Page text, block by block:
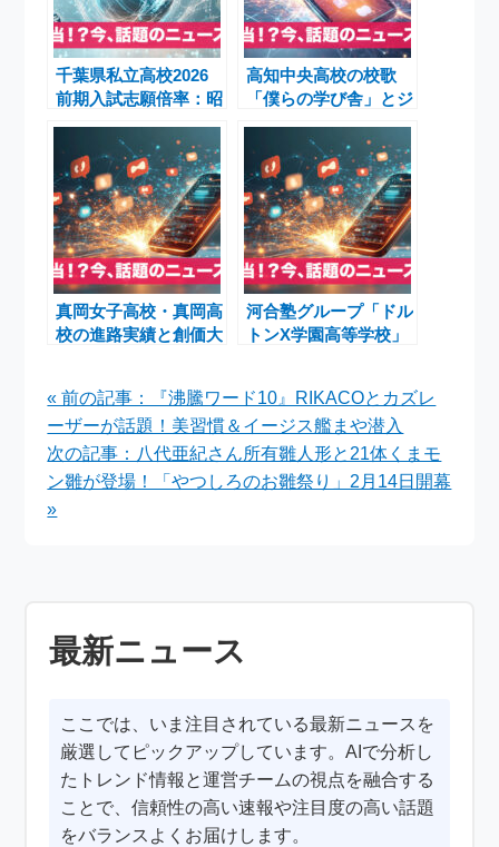
千葉県私立高校2026
前期入試志願倍率：昭
和学院秀英15.93倍、
渋谷教育学園幕張
15.11倍で最高競争
高知中央高校の校歌
「僕らの学び舎」とジ
ョックロックが甲子園
でバズる理由
真岡女子高校・真岡高
校の進路実績と創価大
河合塾グループ「ドル
トンX学園高等学校」
×通信制モデル
« 前の記事：『沸騰ワード10』RIKACOとカズレ
ーザーが話題！美習慣＆イージス艦まや潜入
次の記事：八代亜紀さん所有雛人形と21体くまモ
ン雛が登場！「やつしろのお雛祭り」2月14日開幕
»
最新ニュース
ここでは、いま注目されている最新ニュースを
厳選してピックアップしています。AIで分析し
たトレンド情報と運営チームの視点を融合する
ことで、信頼性の高い速報や注目度の高い話題
をバランスよくお届けします。